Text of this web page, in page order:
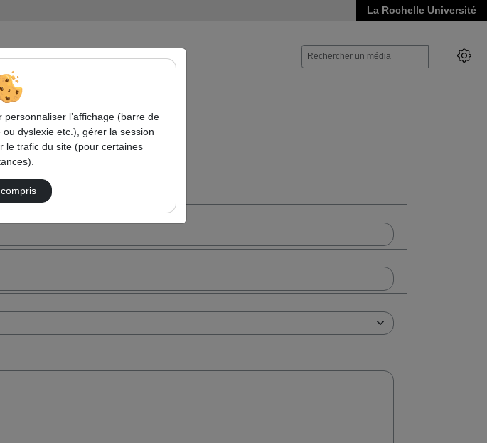
La Rochelle Université
l’affichage (barre de
dyslexie etc.), gérer la session
le trafic du site (pour certaines
compris